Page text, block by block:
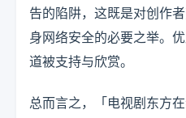
告的陷阱，这既是对创作
身网络安全的必要之举。
道被支持与欣赏。
总而言之，「电视剧东方